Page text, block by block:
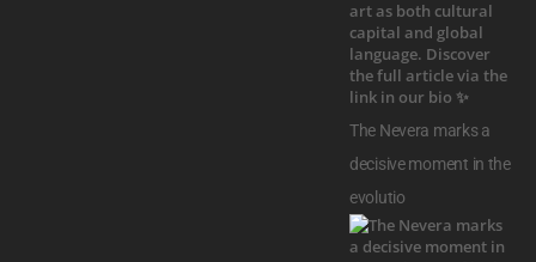
The Nevera marks a
decisive moment in the
evolutio